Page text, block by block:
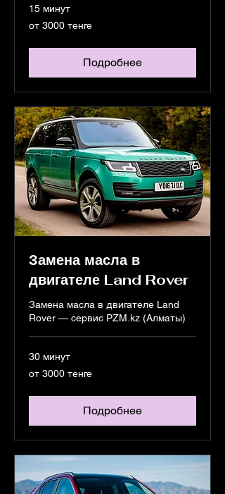
15 минут
3000
от 3000 тенге
Подробнее
Замена масла в
двигателе Land Rover
Замена масла в двигателе Land
Rover — сервис PZM.kz (Алматы)
30 минут
3000
от 3000 тенге
Подробнее